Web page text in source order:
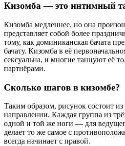
Кизомба — это интимный
Кизомба медленнее, но она
представляет собой более
тому, как доминиканская бачата
бачату. Кизомба в её
сексуальна, и многие танцуют её
партнёрами.
Сколько шагов в кизомбе?
Таким образом, рисунок состоит
направлении. Каждая группа из
одной и той же ноги — для
делает то же самое с
всегда начинает с правой.